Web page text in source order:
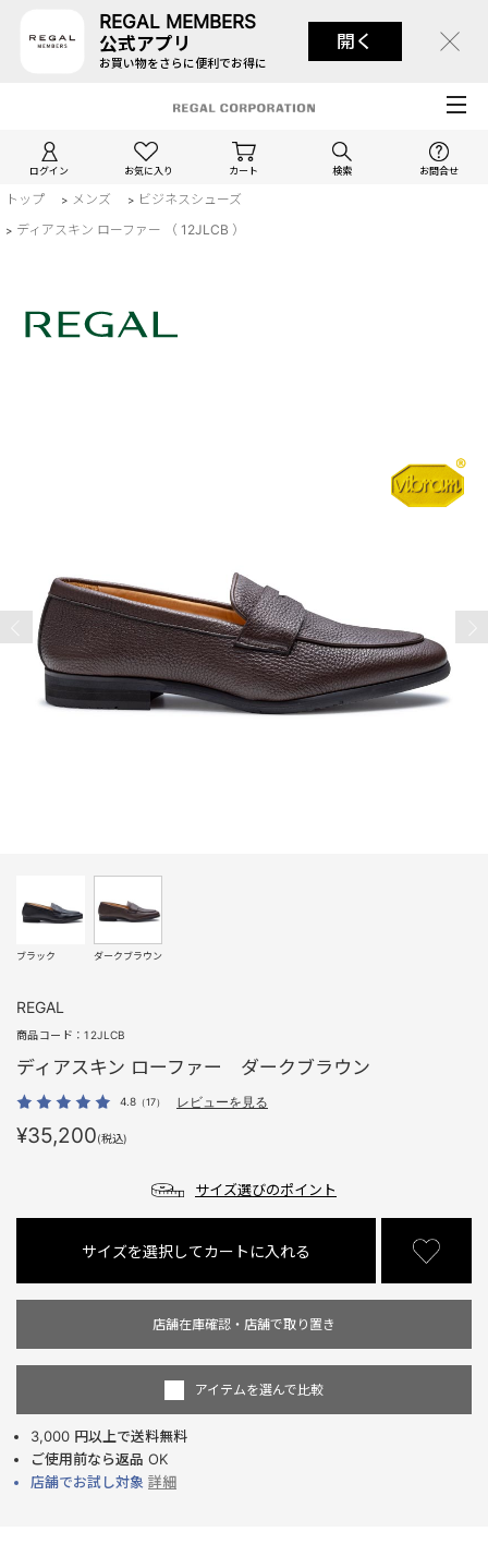
REGAL MEMBERS
公式アプリ
お買い物をさらに便利でお得に
開く
ログイン お気に入り カート 検索 お問合せ
トップ > メンズ > ビジネスシューズ
> ディアスキン ローファー （ 12JLCB ）
ブラック ダークブラウン
REGAL
商品コード：12JLCB
ディアスキン ローファー ダークブラウン
4.8 （17） レビューを見る
¥35,200(税込)
サイズ選びのポイント
サイズを選択してカートに入れる
店舗在庫確認・店舗で取り置き
アイテムを選んで比較
3,000 円以上で送料無料
ご使用前なら返品 OK
店舗でお試し対象 詳細